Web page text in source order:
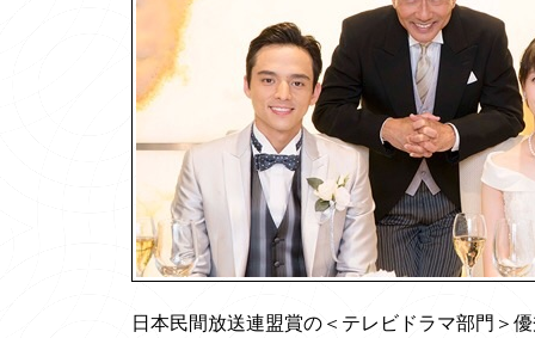
日本民間放送連盟賞の＜テレビドラマ部門＞